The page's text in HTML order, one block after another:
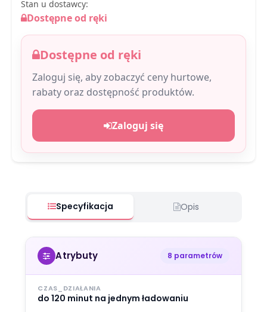
Stan u dostawcy:
Dostępne od ręki
Dostępne od ręki
Zaloguj się, aby zobaczyć ceny hurtowe,
rabaty oraz dostępność produktów.
Zaloguj się
Specyfikacja Opis
Atrybuty 8 parametrów
CZAS_DZIAŁANIA
do 120 minut na jednym ładowaniu